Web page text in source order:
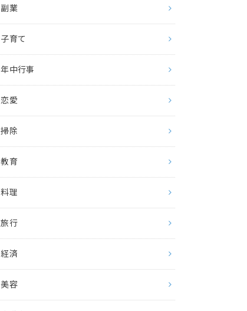
副業
子育て
年中行事
恋愛
掃除
教育
料理
旅行
経済
美容